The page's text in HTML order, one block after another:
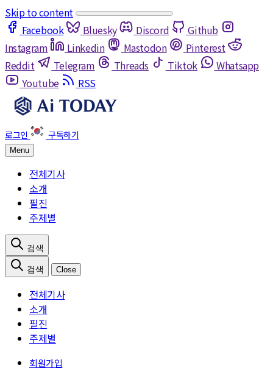
Skip to content
Facebook
Bluesky Discord
Github
Instagram
Linkedin Mastodon
Pinterest
Reddit
Telegram Threads Tiktok
Whatsapp
Youtube
RSS
Menu
전체기사
소개
필진
주제별
Close
전체기사
소개
필진
주제별